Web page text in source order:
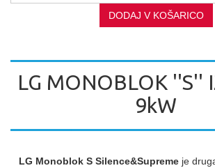
DODAJ V KOŠARICO
LG MONOBLOK ''S''
9kW
LG Monoblok S Silence&Supreme je